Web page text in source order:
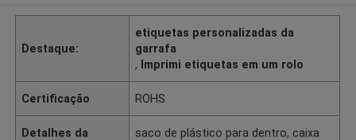
Destaque:
etiquetas personalizadas da
garrafa
, Imprimi etiquetas em um rolo
Certificação ROHS
Detalhes da
saco de plástico para dentro, caixa